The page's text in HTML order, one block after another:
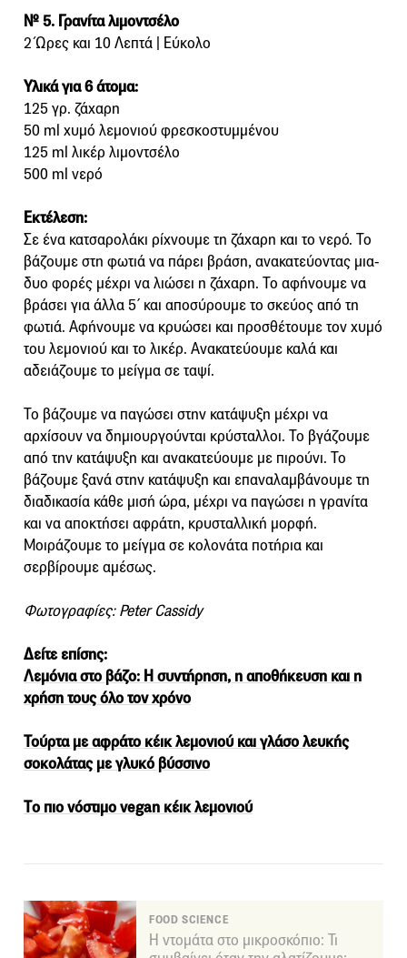
№ 5. Γρανίτα λιμοντσέλο
2 Ώρες και 10 Λεπτά | Εύκολο
Υλικά για 6 άτομα:
125 γρ. ζάχαρη
50 ml χυµό λεµονιού φρεσκοστυµµένου
125 ml λικέρ λιμοντσέλο
500 ml νερό
Εκτέλεση:
Σε ένα κατσαρολάκι ρίχνουμε τη ζάχαρη και το νερό. Το
βάζουμε στη φωτιά να πάρει βράση, ανακατεύοντας µια-
δυο φορές µέχρι να λιώσει η ζάχαρη. Το αφήνουμε να
βράσει για άλλα 5΄ και αποσύρουμε το σκεύος από τη
φωτιά. Αφήνουμε να κρυώσει και προσθέτουμε τον χυµό
του λεµονιού και το λικέρ. Ανακατεύουμε καλά και
αδειάζουμε το µείγµα σε ταψί.
Το βάζουμε να παγώσει στην κατάψυξη µέχρι να
αρχίσουν να δηµιουργούνται κρύσταλλοι. Το βγάζουμε
από την κατάψυξη και ανακατεύουμε µε πιρούνι. Το
βάζουμε ξανά στην κατάψυξη και επαναλαµβάνουμε τη
διαδικασία κάθε µισή ώρα, µέχρι να παγώσει η γρανίτα
και να αποκτήσει αφράτη, κρυσταλλική µορφή.
Μοιράζουμε το µείγµα σε κολονάτα ποτήρια και
σερβίρουμε αμέσως.
Φωτογραφίες: Peter Cassidy
Δείτε επίσης:
Λεμόνια στο βάζο: Η συντήρηση, η αποθήκευση και η
χρήση τους όλο τον χρόνο
Τούρτα με αφράτο κέικ λεμονιού και γλάσο λευκής
σοκολάτας με γλυκό βύσσινο
Tο πιο νόστιμο vegan κέικ λεμονιού
FOOD SCIENCE
Η ντομάτα στο μικροσκόπιο: Τι